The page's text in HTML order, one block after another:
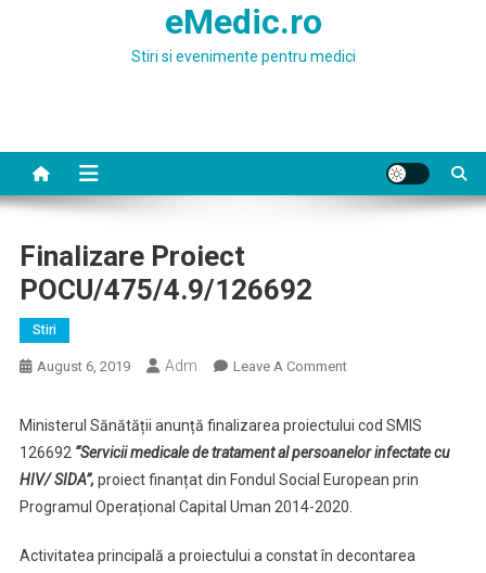
eMedic.ro
Stiri si evenimente pentru medici
Finalizare Proiect
POCU/475/4.9/126692
Stiri
August 6, 2019 Adm Leave A CommentOn
Proiect
Ministerul Sănătății anunță finalizarea proiectului cod SMIS
126692 “Servicii medicale de tratament al persoanelor infectate cu
HIV/ SIDA”, proiect finanțat din Fondul Social European prin
Programul Operațional Capital Uman 2014-2020.
Activitatea principală a proiectului a constat în decontarea